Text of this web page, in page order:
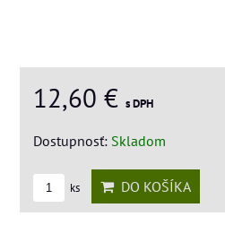
12,60 € s DPH
Dostupnosť: Skladom
ks DO KOŠÍKA